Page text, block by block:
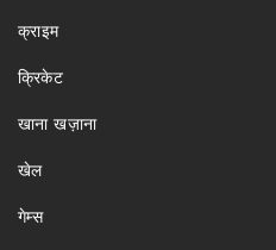
क्राइम
क्रिकेट
खाना खज़ाना
खेल
गेम्स